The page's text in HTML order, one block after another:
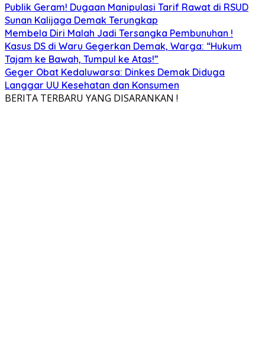
Publik Geram! Dugaan Manipulasi Tarif Rawat di RSUD
Sunan Kalijaga Demak Terungkap
Membela Diri Malah Jadi Tersangka Pembunuhan !
Kasus DS di Waru Gegerkan Demak, Warga: “Hukum
Tajam ke Bawah, Tumpul ke Atas!”
Geger Obat Kedaluwarsa: Dinkes Demak Diduga
Langgar UU Kesehatan dan Konsumen
BERITA TERBARU YANG DISARANKAN !